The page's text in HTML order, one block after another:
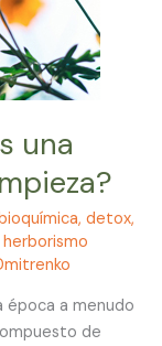
una
,detox,
herborismo
época a menudo
de